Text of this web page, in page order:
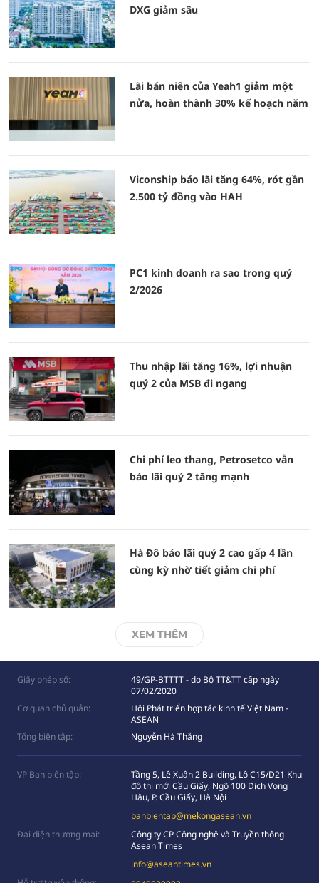
DXG giảm sâu
Lãi bán niên của Yeah1 giảm một
nửa, hoàn thành 30% kế hoạch năm
Viconship báo lãi tăng 64%, rót gần
2.500 tỷ đồng vào HAH
PC1 kinh doanh ra sao trong quý
2/2026
Thu nhập lãi tăng 16%, lợi nhuận
quý 2 của MSB đi ngang
Chi phí leo thang, Petrosetco vẫn
báo lãi quý 2 tăng mạnh
Hà Đô báo lãi quý 2 cao gấp 4 lần
cùng kỳ nhờ tiết giảm chi phí
XEM THÊM
Giấy phép số:
49/GP-BTTTT - do Bộ TT&TT cấp ngày
07/02/2020
Cơ quan chủ quản:
Hội Phát triển hợp tác kinh tế Việt Nam -
ASEAN
Tổng biên tập:
Nguyễn Hà Thắng
VP Ban biên tập:
Tầng 5, Lê Xuân 2 Building, Lô C15/D21 Khu
đô thị mới Cầu Giấy, Ngõ 100 Dịch Vọng
Hâụ, P. Cầu Giấy, Hà Nội
banbientap@mekongasean.vn
Đại diện thương mại:
Công ty CP Công nghệ và Truyền thông
Asean Times
info@aseantimes.vn